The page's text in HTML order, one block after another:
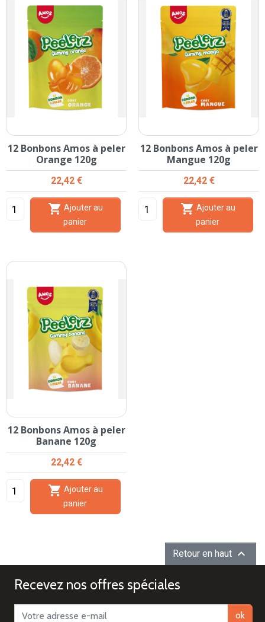
12 Bonbons Amos à peler
Orange 120g
Prix
22,42 €

panier
12 Bonbons Amos à peler
Mangue 120g
Prix
22,42 €

panier
12 Bonbons Amos à peler
Banane 120g
Prix
22,42 €

panier
Retour en haut 
Recevez nos offres spéciales
ok